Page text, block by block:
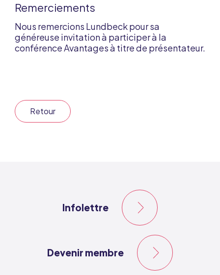
Remerciements
Nous remercions Lundbeck pour sa
généreuse invitation à participer à la
conférence Avantages à titre de présentateur.
Retour
Infolettre
Devenir membre